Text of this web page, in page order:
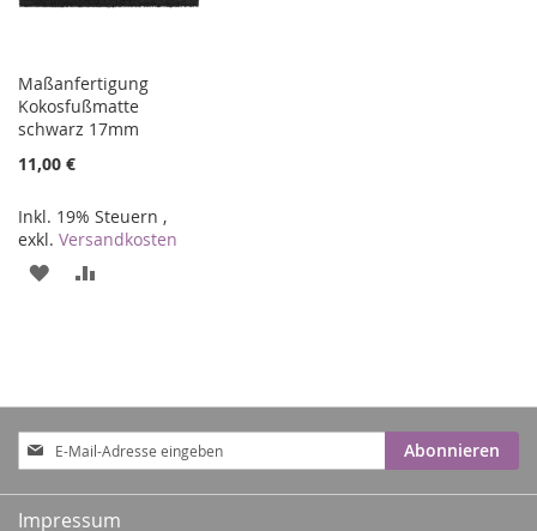
Maßanfertigung
Kokosfußmatte
schwarz 17mm
11,00 €
Inkl. 19% Steuern ,
exkl. Versandkosten
ZUR
Anmeldung
zum
Newsletter:
Abonnieren
Impressum